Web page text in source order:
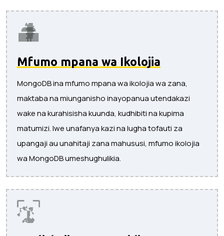
Mfumo mpana wa Ikolojia
MongoDB ina mfumo mpana wa ikolojia wa zana,
maktaba na miunganisho inayopanua utendakazi
wake na kurahisisha kuunda, kudhibiti na kupima
matumizi. Iwe unafanya kazi na lugha tofauti za
upangaji au unahitaji zana mahususi, mfumo ikolojia
wa MongoDB umeshughulikia.